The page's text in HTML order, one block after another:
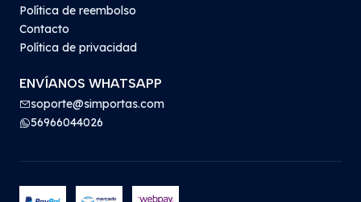
Política de reembolso
Contacto
Política de privacidad
ENVÍANOS WHATSAPP
soporte@simportas.com
56966044026